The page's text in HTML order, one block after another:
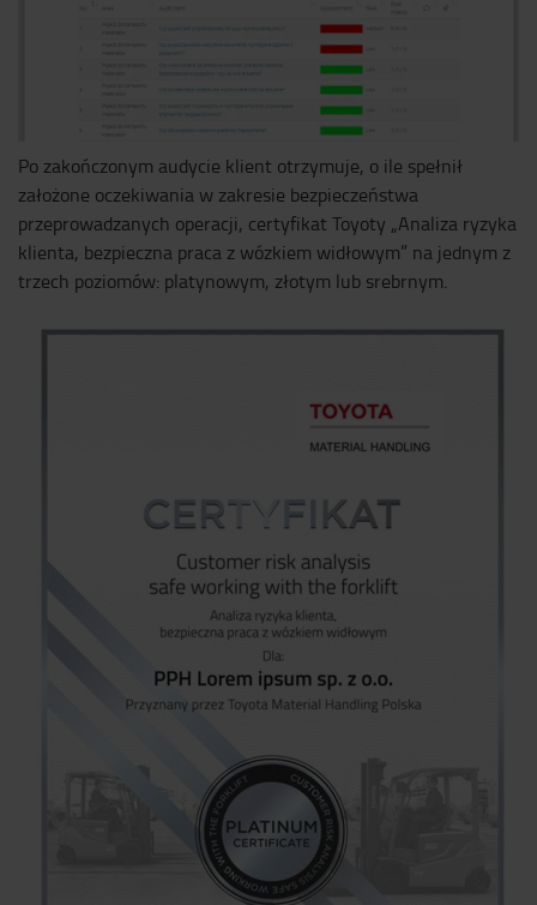
Po zakończonym audycie klient otrzymuje, o ile spełnił
założone oczekiwania w zakresie bezpieczeństwa
przeprowadzanych operacji, certyfikat Toyoty „Analiza ryzyka
klienta, bezpieczna praca z wózkiem widłowym” na jednym z
trzech poziomów: platynowym, złotym lub srebrnym.